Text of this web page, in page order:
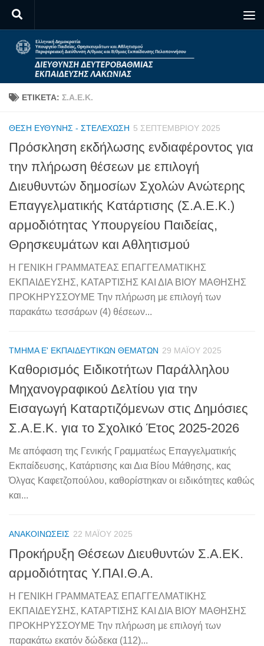
Skip to content
ΕΤΙΚΈΤΑ: Σ.Α.Ε.Κ.
ΘΈΣΗ ΕΥΘΎΝΗΣ - ΣΤΕΛΈΧΩΣΗ 5 ΣΕΠΤΕΜΒΡΊΟΥ 2025
Πρόσκληση εκδήλωσης ενδιαφέροντος για
την πλήρωση θέσεων με επιλογή
Διευθυντών δημοσίων Σχολών Ανώτερης
Επαγγελματικής Κατάρτισης (Σ.Α.Ε.Κ.)
αρμοδιότητας Υπουργείου Παιδείας,
Θρησκευμάτων και Αθλητισμού
Η ΓΕΝΙΚΗ ΓΡΑΜΜΑΤΕΑΣ ΕΠΑΓΓΕΛΜΑΤΙΚΗΣ
ΕΚΠΑΙΔΕΥΣΗΣ, ΚΑΤΑΡΤΙΣΗΣ ΚΑΙ ΔΙΑ ΒΙΟΥ ΜΑΘΗΣΗΣ
ΠΡΟΚΗΡΥΣΣΟΥΜΕ Την πλήρωση με επιλογή των
παρακάτω τεσσάρων (4) θέσεων...
ΤΜΉΜΑ Ε' ΕΚΠΑΙΔΕΥΤΙΚΏΝ ΘΕΜΆΤΩΝ 29 ΜΑΪ́ΟΥ 2025
Καθορισμός Ειδικοτήτων Παράλληλου
Μηχανογραφικού Δελτίου για την
Εισαγωγή Καταρτιζόμενων στις Δημόσιες
Σ.Α.Ε.Κ. για το Σχολικό Έτος 2025-2026
Με απόφαση της Γενικής Γραμματέως Επαγγελματικής
Εκπαίδευσης, Κατάρτισης και Δια Βίου Μάθησης, κας
Όλγας Καφετζοπούλου, καθορίστηκαν οι ειδικότητες καθώς
και...
ΑΝΑΚΟΙΝΏΣΕΙΣ 22 ΜΑΪ́ΟΥ 2025
Προκήρυξη Θέσεων Διευθυντών Σ.Α.ΕΚ.
αρμοδιότητας Υ.ΠΑΙ.Θ.Α.
Η ΓΕΝΙΚΗ ΓΡΑΜΜΑΤΕΑΣ ΕΠΑΓΓΕΛΜΑΤΙΚΗΣ
ΕΚΠΑΙΔΕΥΣΗΣ, ΚΑΤΑΡΤΙΣΗΣ ΚΑΙ ΔΙΑ ΒΙΟΥ ΜΑΘΗΣΗΣ
ΠΡΟΚΗΡΥΣΣΟΥΜΕ Την πλήρωση με επιλογή των
παρακάτω εκατόν δώδεκα (112)...